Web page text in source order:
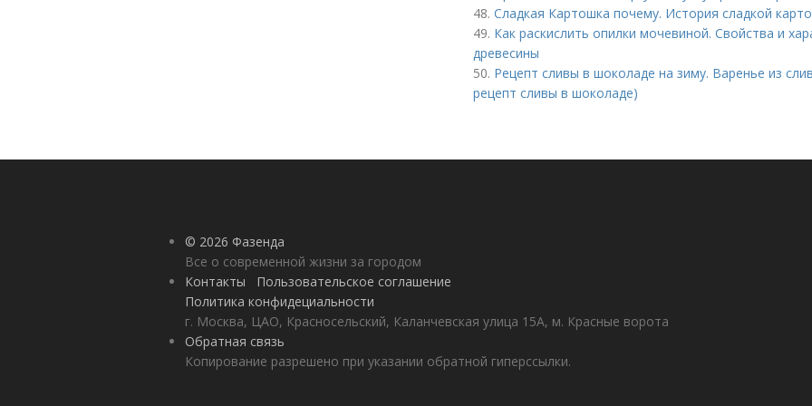
48. Сладкая Картошка почему. История сладкой
49. Как раскислить опилки мочевиной. Свойства и
древесины
50. Рецепт сливы в шоколаде на зиму. Варенье из
рецепт сливы в шоколаде)
© 2026 Фазенда
Все о современной жизни за городом
Контакты
Пользовательское соглашение
Политика конфидециальности
г. Москва, ЦАО, Красносельский, Каланчевская улица 15А, м. Красные ворота
Обратная связь
Копирование разрешено при указании обратной гиперссылки.